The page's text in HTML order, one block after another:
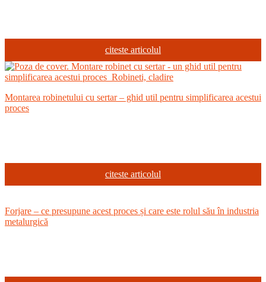
citeste articolul
Montarea robinetului cu sertar – ghid util pentru simplificarea acestui
proces
citeste articolul
Forjare – ce presupune acest proces și care este rolul său în industria
metalurgică